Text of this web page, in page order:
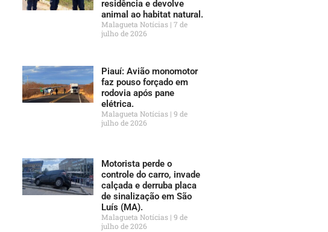
residência e devolve
animal ao habitat natural.
Malagueta Notícias 7 de
julho de 2026
Piauí: Avião monomotor
faz pouso forçado em
rodovia após pane
elétrica.
Malagueta Notícias 9 de
julho de 2026
Motorista perde o
controle do carro, invade
calçada e derruba placa
de sinalização em São
Luís (MA).
Malagueta Notícias 9 de
julho de 2026